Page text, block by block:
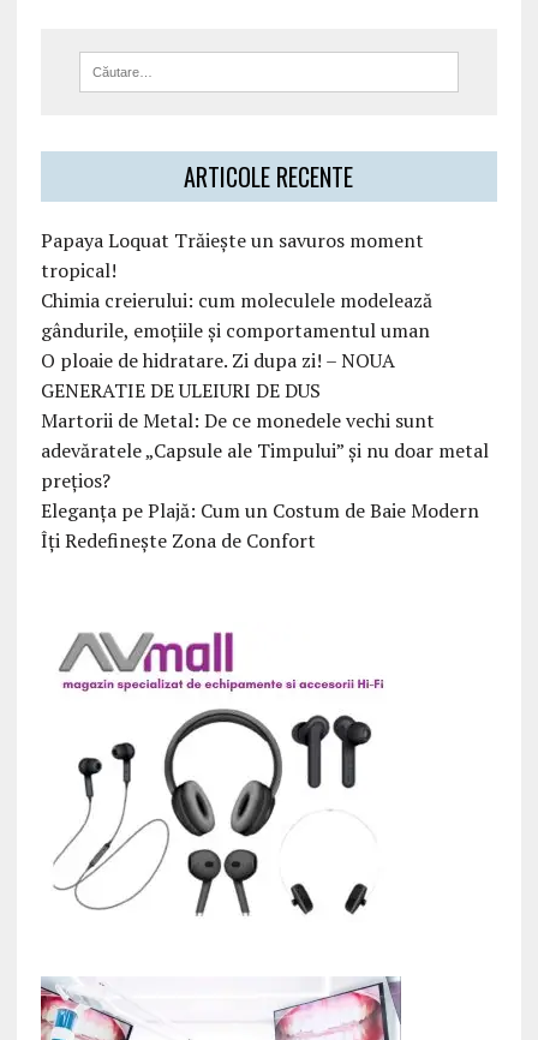
ARTICOLE RECENTE
Papaya Loquat Trăiește un savuros moment
tropical!
Chimia creierului: cum moleculele modelează
gândurile, emoțiile și comportamentul uman
O ploaie de hidratare. Zi dupa zi! – NOUA
GENERATIE DE ULEIURI DE DUS
Martorii de Metal: De ce monedele vechi sunt
adevăratele „Capsule ale Timpului” și nu doar metal
prețios?
Eleganța pe Plajă: Cum un Costum de Baie Modern
Îți Redefinește Zona de Confort